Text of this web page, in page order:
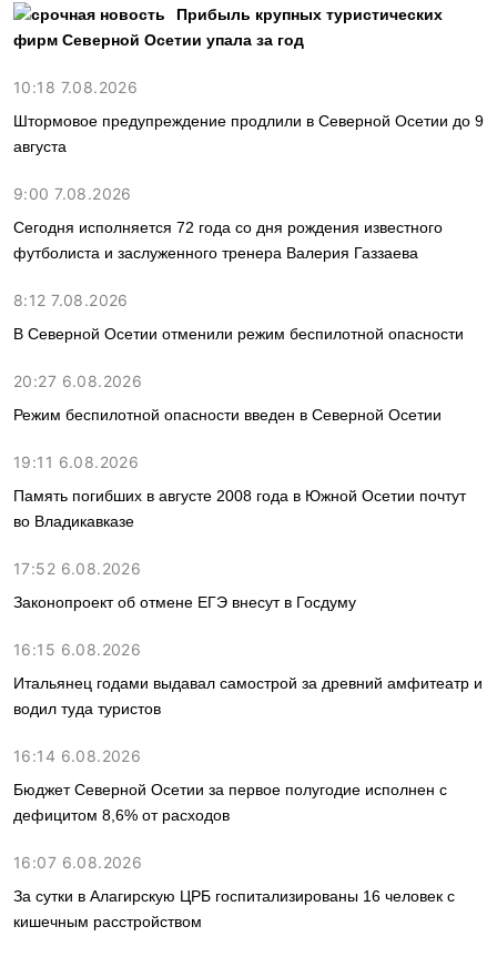
Прибыль крупных туристических
фирм Северной Осетии упала за год
10:18 7.08.2026
Штормовое предупреждение продлили в Северной Осетии до 9
августа
9:00 7.08.2026
Сегодня исполняется 72 года со дня рождения известного
футболиста и заслуженного тренера Валерия Газзаева
8:12 7.08.2026
В Северной Осетии отменили режим беспилотной опасности
20:27 6.08.2026
Режим беспилотной опасности введен в Северной Осетии
19:11 6.08.2026
Память погибших в августе 2008 года в Южной Осетии почтут
во Владикавказе
17:52 6.08.2026
Законопроект об отмене ЕГЭ внесут в Госдуму
16:15 6.08.2026
Итальянец годами выдавал самострой за древний амфитеатр и
водил туда туристов
16:14 6.08.2026
Бюджет Северной Осетии за первое полугодие исполнен с
дефицитом 8,6% от расходов
16:07 6.08.2026
За сутки в Алагирскую ЦРБ госпитализированы 16 человек с
кишечным расстройством